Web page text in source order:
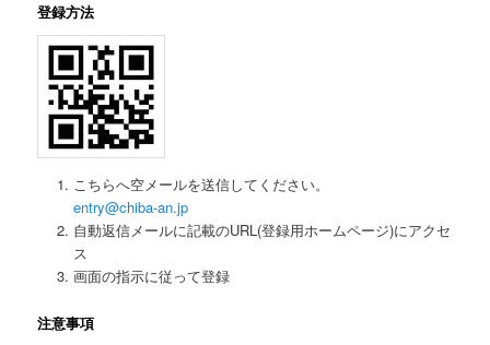
登録方法
こちらへ空メールを送信してください。
entry@chiba-an.jp
自動返信メールに記載のURL(登録用ホームページ)にアクセ
ス
画面の指示に従って登録
注意事項